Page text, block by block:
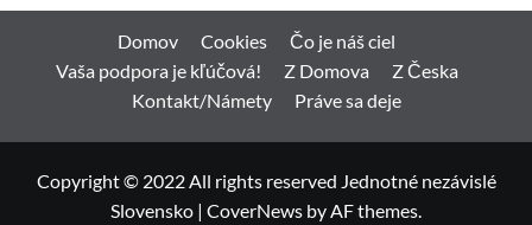
Domov Cookies
Čo je náš ciel
Vaša podpora je kľúčová!
Z Domova
Z Česka
Kontakt/Námety
Práve sa deje
Copyright © 2022 All rights reserved Jednotné nezávislé
Slovensko | CoverNews by AF themes.